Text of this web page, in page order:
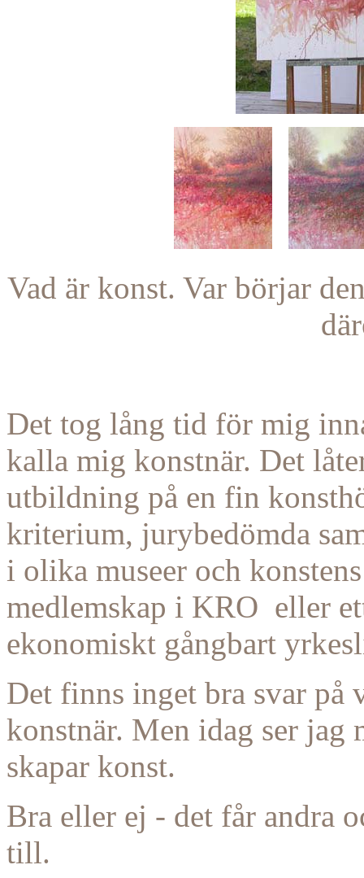
Vad är konst. Var börjar
Det tog lång tid för mig
kalla mig konstnär. Det
utbildning på en fin
kriterium, jurybedömda
i olika museer och
medlemskap i KRO eller
ekonomiskt gångbart
Det finns inget bra svar på
konstnär. Men idag ser jag
skapar konst.
Bra eller ej - det får andra
till.